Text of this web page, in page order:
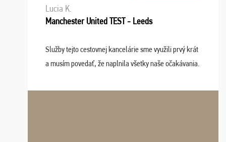
Lucia K.
Manchester United TEST - Leeds
Služby tejto cestovnej kancelárie sme využili prvý krát
a musím povedať, že naplnila všetky naše očakávania.
dispozícii nonstop (milí, profesionálni ...